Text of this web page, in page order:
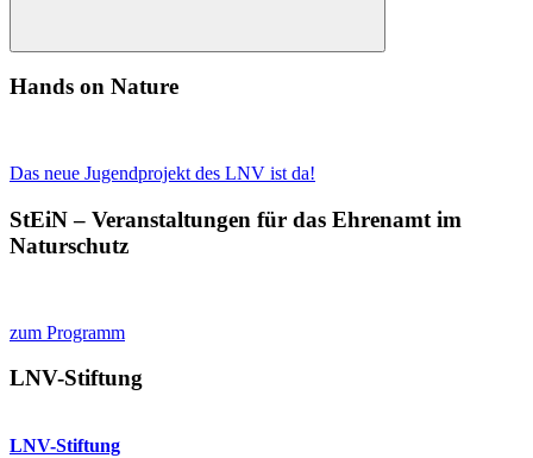
Suchen
Hands on Nature
Das neue Jugendprojekt des LNV ist da!
StEiN – Veranstaltungen für das Ehrenamt im
Naturschutz
zum Programm
LNV-Stiftung
LNV-Stiftung